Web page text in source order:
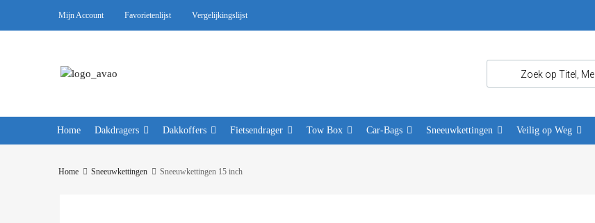
Mijn Account Favorietenlijst Vergelijkingslijst
Home Dakdragers Dakkoffers Fietsendrager Tow Box Car-Bags Sneeuwkettingen Veilig op Weg
Home Sneeuwkettingen Sneeuwkettingen 15 inch